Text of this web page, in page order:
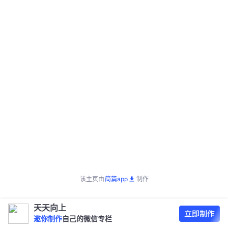
该主页由简篇app 制作
天天向上
邀你制作 自己的微信专栏